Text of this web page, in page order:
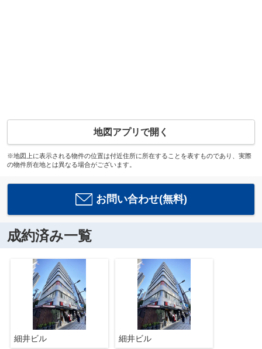
地図アプリで開く
※地図上に表示される物件の位置は付近住所に所在することを表すものであり、実際
の物件所在地とは異なる場合がございます。
お問い合わせ(無料)
成約済み一覧
細井ビル 細井ビル